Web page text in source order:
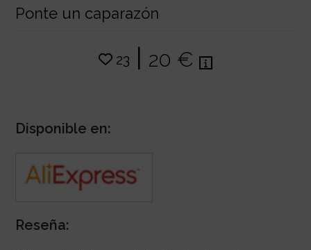
Ponte un caparazón
23 | 20 €
Disponible en:
Reseña: